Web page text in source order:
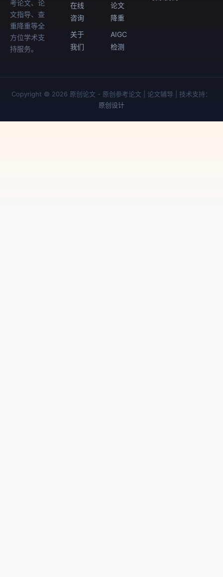
考论文、论
文指导、查
重降重等全
方位学术支
持服务。
在线
咨询
关于
我们
论文
降重
AIGC
检测
Copyright © 2026 原创论文 - 原创参考论文 | 论文辅导 | 技术支持：
原创设计